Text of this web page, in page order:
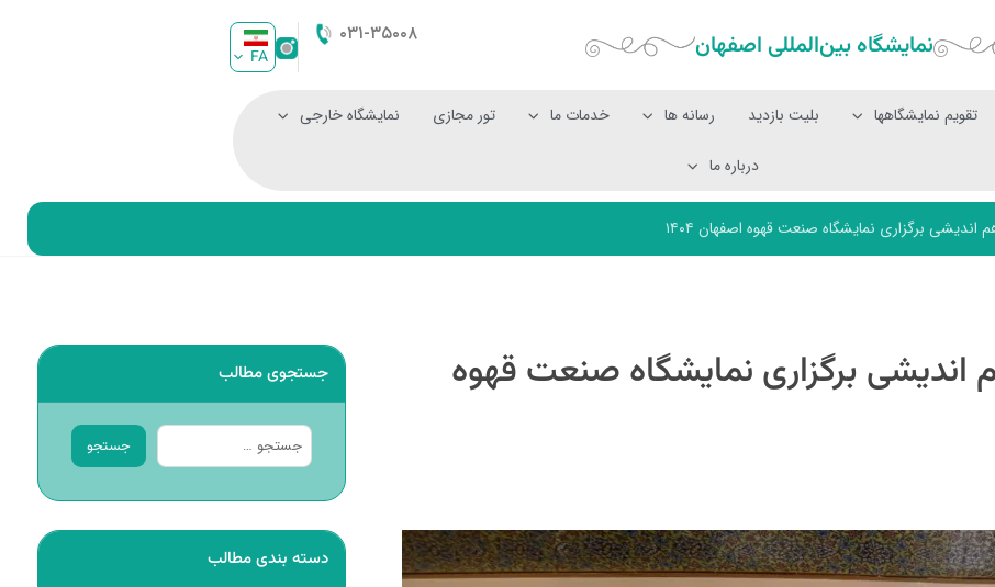
نمایشگاه بین‌المللی‌ اصفهان ۰۳۱-۳۵۰۰۸
FA
تقویم نمایشگاهها بلیت بازدید رسانه ها خدمات ما تور مجازی نمایشگاه خارجی
درباره ما
برگزاری نمایشگاه صنعت قهوه اصفهان ۱۴۰۴
برگزاری نمایشگاه صنعت قهوه
جستجوی مطالب
جستجو
دسته بندی مطالب